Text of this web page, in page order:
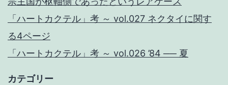
Mountain
「ハートカクテル」考 ～ vol.027 ネクタイに関す
る4ページ
「ハートカクテル」考 ～ vol.026 ’84 ── 夏
カテゴリー